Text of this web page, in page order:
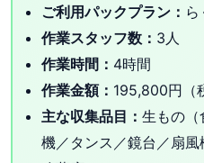
ご利用パックプラン：
作業スタッフ数： 3人
作業時間： 4時間
作業金額： 195,800円（
主な収集品目： 生もの（
機／タンス／鏡台／扇